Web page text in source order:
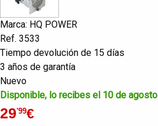
Marca: HQ POWER
Ref. 3533
Tiempo devolución de 15 días
3 años de garantía
Nuevo
Disponible, lo recibes el 10 de agosto
29'99€